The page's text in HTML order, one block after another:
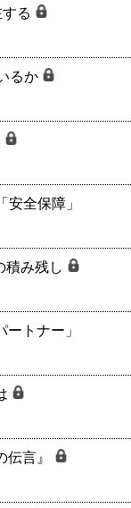
る
るか
安全保障」
積み残し
ートナー」
言』